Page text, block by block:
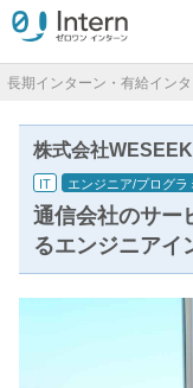
長期インターン・有給イン
株式会社WESEEK
IT エンジニア/プログラ
通信会社のサー
るエンジニアイ